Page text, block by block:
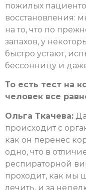
пожилых
восстановления:
на то, что по
запахов, у
быстро устают,
бессонницу и
То есть тест на
человек все
Ольга Ткачева:
происходит с
как он перенес
одно, что в
респираторной
проходит, как мы
лечить, и за